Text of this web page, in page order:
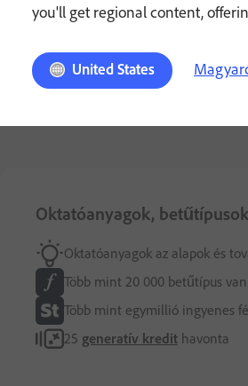
Oktatóanyagok,
Oktatóanyagok az alapok és
Több mint 20 000 betűtípus
Több mint egymillió ingyenes
25 generatív kredit havonta
you'll get regional content,
United States